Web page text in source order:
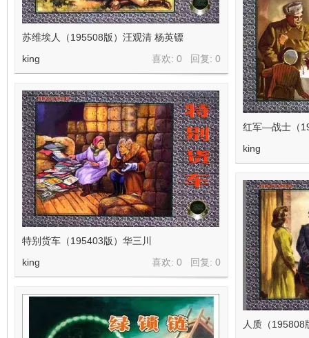
苏维埃人（195508版）汪观清 杨英镖
喜欢: 0 回复: 0
king
红军—战士（
king
特别货车（195403版）华三川
喜欢: 0 回复: 0
king
人质（195808